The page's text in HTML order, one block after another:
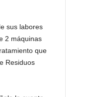
sus labores
2 máquinas
que
Residuos